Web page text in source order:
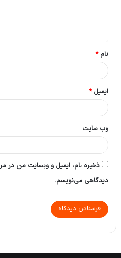
*
نام*
ایمیل*
وب‌ سایت
ذخیره نام، ایمیل و وبسایت من در
دیدگاهی می‌نویسم.